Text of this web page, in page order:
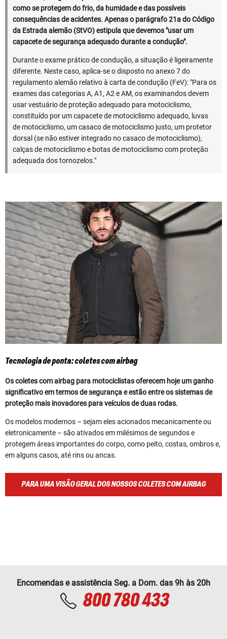
como se protegem do frio, da humidade e das possíveis
consequências de acidentes. Apenas o parágrafo 21a do Código
da Estrada alemão (StVO) estipula que devemos "usar um
capacete de segurança adequado durante a condução".
Durante o exame prático de condução, a situação é ligeiramente
diferente. Neste caso, aplica-se o disposto no anexo 7 do
regulamento alemão relativo à carta de condução (FeV): "Para os
exames das categorias A, A1, A2 e AM, os examinandos devem
usar vestuário de proteção adequado para motociclismo,
constituído por um capacete de motociclismo adequado, luvas
de motociclismo, um casaco de motociclismo justo, um protetor
dorsal (se não estiver integrado no casaco de motociclismo),
calças de motociclismo e botas de motociclismo com proteção
adequada dos tornozelos."
Tecnologia de ponta: coletes com airbag
Os coletes com airbag para motociclistas oferecem hoje um ganho
significativo em termos de segurança e estão entre os sistemas de
proteção mais inovadores para veículos de duas rodas.
Os modelos modernos – sejam eles acionados mecanicamente ou
eletronicamente – são ativados em milésimos de segundos e
protegem áreas importantes do corpo, como peito, costas, ombros e,
em alguns casos, até rins ou ancas.
PARA UMA VISÃO GERAL DOS NOSSOS COLETES COM AIRBAG
Encomendas e assistência Seg. a Dom. das 9h às 20h
800 780 433